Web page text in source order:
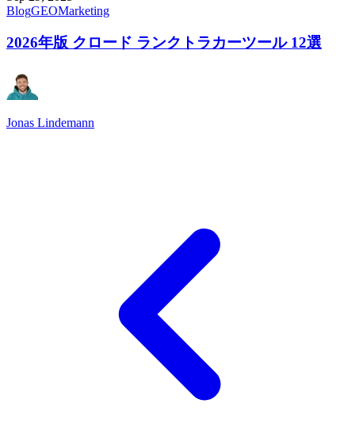
BlogGEOMarketing
2026年版 クロード ランクトラカーツール 12選
Jonas Lindemann